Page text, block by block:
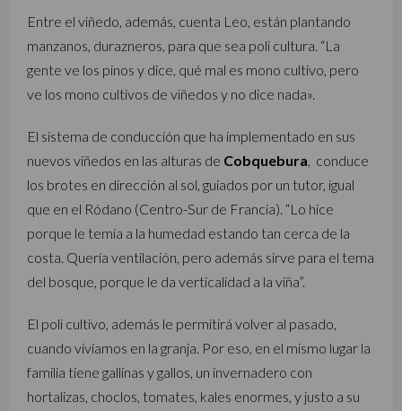
Entre el viñedo, además, cuenta Leo, están plantando
manzanos, durazneros, para que sea poli cultura. “La
gente ve los pinos y dice, qué mal es mono cultivo, pero
ve los mono cultivos de viñedos y no dice nada».
El sistema de conducción que ha implementado en sus
nuevos viñedos en las alturas de Cobquebura, conduce
los brotes en dirección al sol, guiados por un tutor, igual
que en el Ródano (Centro-Sur de Francia). “Lo hice
porque le temía a la humedad estando tan cerca de la
costa. Quería ventilación, pero además sirve para el tema
del bosque, porque le da verticalidad a la viña”.
El poli cultivo, además le permitirá volver al pasado,
cuando vivíamos en la granja. Por eso, en el mismo lugar la
familia tiene gallinas y gallos, un invernadero con
hortalizas, choclos, tomates, kales enormes, y justo a su